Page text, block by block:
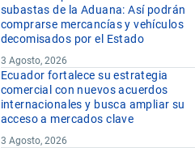
subastas de la Aduana: Así podrán
comprarse mercancías y vehículos
decomisados por el Estado
3 Agosto, 2026
Ecuador fortalece su estrategia
comercial con nuevos acuerdos
internacionales y busca ampliar su
acceso a mercados clave
3 Agosto, 2026